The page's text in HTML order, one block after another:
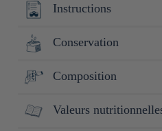
Fondée en 1947 dans la ville de
Tochigi, cette entreprise
avec la production de confiserie
spécialiser dans la transformation
Instructions
Tailler 2 cuisses de poulet en
mélange de 1 cs de sauce soja, 2
reposer 15min. Recouvrir du
Conservation
Conserver à l'abri de la lumière,
Composition
Farine d'amidon (Vietnam,
Valeurs